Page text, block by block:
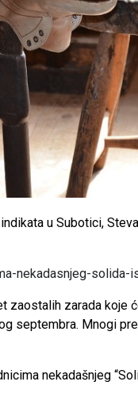
u Subotici,
nekadasnjeg-solida-
zaostalih zarada koje
septembra. Mnogi
nekadašnjeg